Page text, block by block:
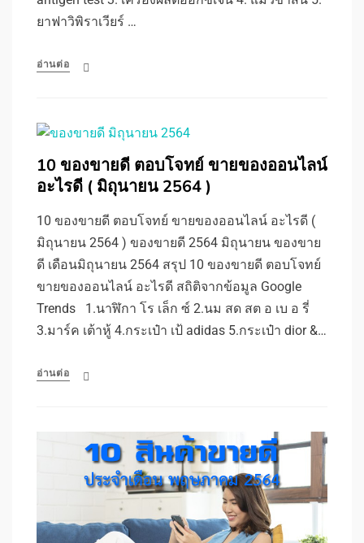
ยาฟาวิพิราเวียร์ …
อ่านต่อ
10 ของขายดี ตอบโจทย์ ขายของออนไลน์
อะไรดี ( มิถุนายน 2564 )
10 ของขายดี ตอบโจทย์ ขายของออนไลน์ อะไรดี (
มิถุนายน 2564 ) ของขายดี 2564 มิถุนายน ของขาย
ดี เดือนมิถุนายน 2564 สรุป 10 ของขายดี ตอบโจทย์
ขายของออนไลน์ อะไรดี สถิติจากข้อมูล Google
Trends 1.นาฬิกา โร เล็ก ซ์ 2.นม สด สต อ เบ อ รี่
3.มาร์ค เต้าหู้ 4.กระเป๋า เป้ adidas 5.กระเป๋า dior &…
อ่านต่อ